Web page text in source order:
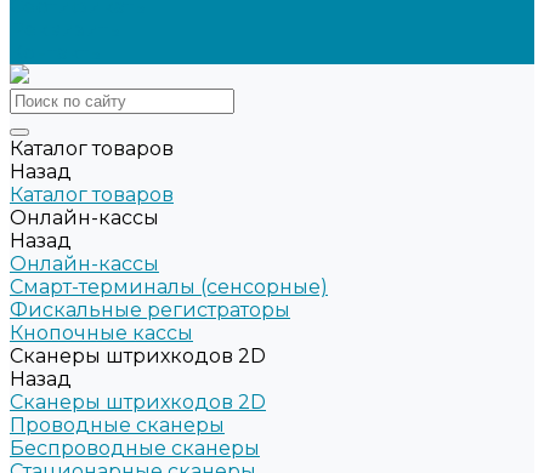
Каталог товаров
Назад
Каталог товаров
Онлайн-кассы
Назад
Онлайн-кассы
Смарт-терминалы (сенсорные)
Фискальные регистраторы
Кнопочные кассы
Сканеры штрихкодов 2D
Назад
Сканеры штрихкодов 2D
Проводные сканеры
Беспроводные сканеры